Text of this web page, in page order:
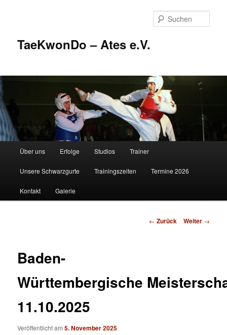
TaeKwonDo – Ates e.V.
HauptmenüÜber uns Erfolge Studios Trainer
Unsere Schwarzgurte Trainingszeiten Termine 2026
Kontakt Galerie
Beitrags-
← Zurück Weiter →
Baden-
Württembergische
11.10.2025
Veröffentlicht am5. November 2025